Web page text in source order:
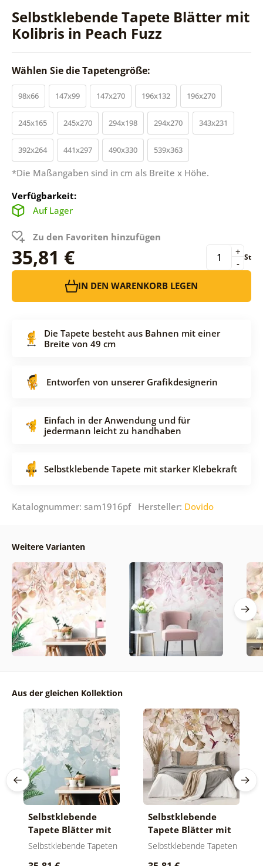
Selbstklebende Tapete Blätter mit
Kolibris in Peach Fuzz
Wählen Sie die Tapetengröße:
98x66 147x99 147x270 196x132 196x270
245x165 245x270 294x198 294x270 343x231
392x264 441x297 490x330 539x363
*Die Maßangaben sind in cm als Breite x Höhe.
Verfügbarkeit:
Auf Lager
Zu den Favoriten hinzufügen
35,81 € -
+ St
IN DEN WARENKORB LEGEN
Die Tapete besteht aus Bahnen mit einer
Breite von 49 cm
Entworfen von unserer Grafikdesignerin
Einfach in der Anwendung und für
jedermann leicht zu handhaben
Selbstklebende Tapete mit starker Klebekraft
Katalognummer: sam1916pf Hersteller: Dovido
Weitere Varianten
Aus der gleichen Kollektion
Selbstklebende
Tapete Blätter mit
Kolibris in Blau-
Selbstklebende Tapeten
Selbstklebende
Tapete Blätter mit
Kolibris in Braun-
Selbstklebende Tapeten